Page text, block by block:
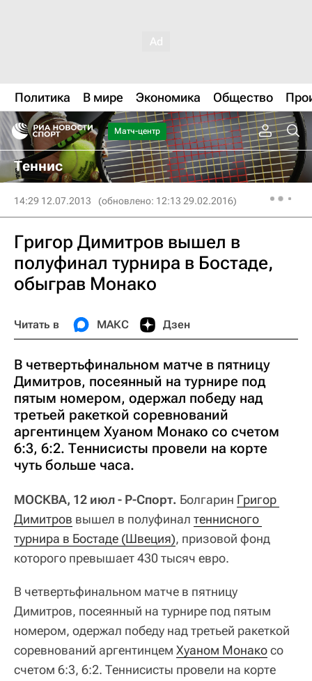
Политика В мире Экономика Общество
Матч-центр
Теннис
14:29 12.07.2013 (обновлено: 12:13 29.02.2016)
Григор Димитров вышел в
полуфинал турнира в Бостаде,
обыграв Монако
Читать в МАКС Дзен
В четвертьфинальном матче в пятницу
Димитров, посеянный на турнире под
пятым номером, одержал победу над
третьей ракеткой соревнований
аргентинцем Хуаном Монако со счетом
6:3, 6:2. Теннисисты провели на корте
чуть больше часа.
МОСКВА, 12 июл - Р-Спорт. Болгарин Григор
Димитров вышел в полуфинал теннисного
турнира в Бостаде (Швеция), призовой фонд
которого превышает 430 тысяч евро.
В четвертьфинальном матче в пятницу
Димитров, посеянный на турнире под пятым
номером, одержал победу над третьей ракеткой
соревнований аргентинцем Хуаном Монакосо
счетом 6:3, 6:2. Теннисисты провели на корте